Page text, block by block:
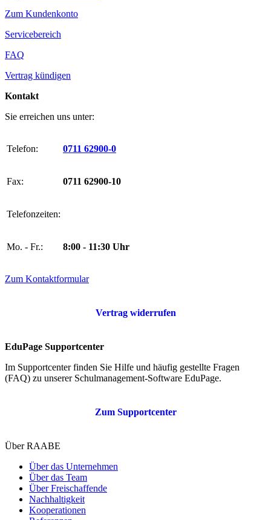
Zum Kundenkonto
Servicebereich
FAQ
Vertrag kündigen
Kontakt
Sie erreichen uns unter:
Telefon: 0711 62900-0
Fax: 0711 62900-10
Telefonzeiten:
Mo. - Fr.: 8:00 - 11:30 Uhr
Zum Kontaktformular
Vertrag widerrufen
EduPage Supportcenter
Im Supportcenter finden Sie Hilfe und häufig gestellte Fragen
(FAQ) zu unserer Schulmanagement-Software EduPage.
Zum Supportcenter
Über RAABE
Über das Unternehmen
Über das Team
Über Freischaffende
Nachhaltigkeit
Kooperationen